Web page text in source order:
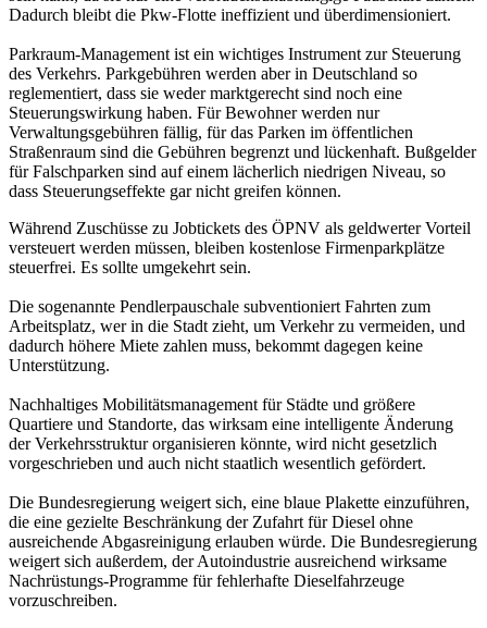
Dadurch bleibt die Pkw-Flotte ineffizient und überdimensioniert.
Parkraum-Management ist ein wichtiges Instrument zur Steuerung
des Verkehrs. Parkgebühren werden aber in Deutschland so
reglementiert, dass sie weder marktgerecht sind noch eine
Steuerungswirkung haben. Für Bewohner werden nur
Verwaltungsgebühren fällig, für das Parken im öffentlichen
Straßenraum sind die Gebühren begrenzt und lückenhaft. Bußgelder
für Falschparken sind auf einem lächerlich niedrigen Niveau, so
dass Steuerungseffekte gar nicht greifen können.
Während Zuschüsse zu Jobtickets des ÖPNV als geldwerter Vorteil
versteuert werden müssen, bleiben kostenlose Firmenparkplätze
steuerfrei. Es sollte umgekehrt sein.
Die sogenannte Pendlerpauschale subventioniert Fahrten zum
Arbeitsplatz, wer in die Stadt zieht, um Verkehr zu vermeiden, und
dadurch höhere Miete zahlen muss, bekommt dagegen keine
Unterstützung.
Nachhaltiges Mobilitätsmanagement für Städte und größere
Quartiere und Standorte, das wirksam eine intelligente Änderung
der Verkehrsstruktur organisieren könnte, wird nicht gesetzlich
vorgeschrieben und auch nicht staatlich wesentlich gefördert.
Die Bundesregierung weigert sich, eine blaue Plakette einzuführen,
die eine gezielte Beschränkung der Zufahrt für Diesel ohne
ausreichende Abgasreinigung erlauben würde. Die Bundesregierung
weigert sich außerdem, der Autoindustrie ausreichend wirksame
Nachrüstungs-Programme für fehlerhafte Dieselfahrzeuge
vorzuschreiben.